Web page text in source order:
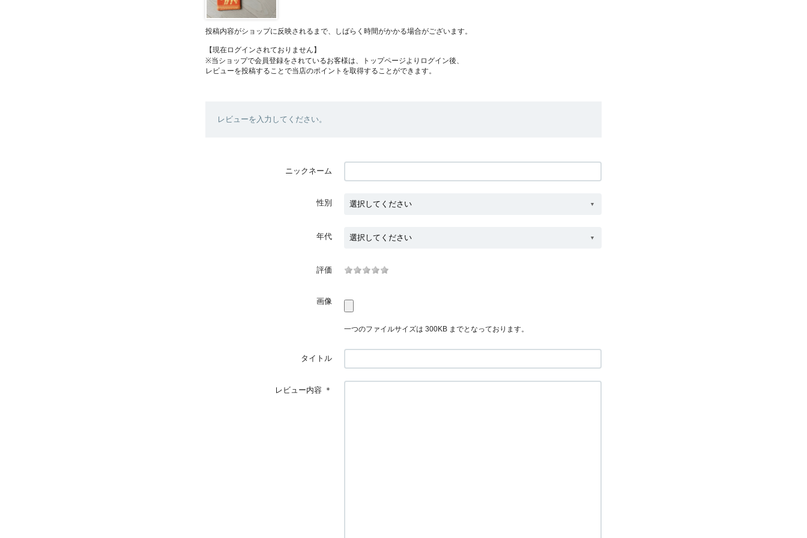
投稿内容がショップに反映されるまで、しばらく時間がかかる場合がございます。
【現在ログインされておりません】
※当ショップで会員登録をされているお客様は、トップページよりログイン後、
レビューを投稿することで当店のポイントを取得することができます。
レビューを入力してください。
ニックネーム
性別
年代
評価
画像
一つのファイルサイズは 300KB までとなっております。
タイトル
レビュー内容 ＊